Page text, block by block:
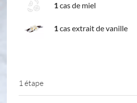
1cas de miel
1cas extrait de vanille
1 étape